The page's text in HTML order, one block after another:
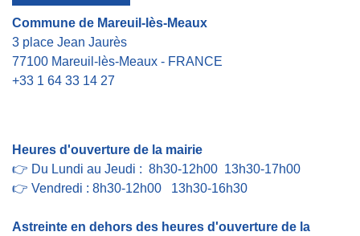
Commune de Mareuil-lès-Meaux
3 place Jean Jaurès
77100 Mareuil-lès-Meaux - FRANCE
+33 1 64 33 14 27
Heures d'ouverture de la mairie
👉 Du Lundi au Jeudi : 8h30-12h00 13h30-17h00
👉 Vendredi : 8h30-12h00 13h30-16h30
Astreinte en dehors des heures d'ouverture de la